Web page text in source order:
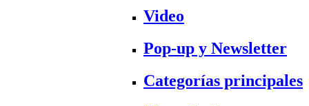
Video
Pop-up y Newsletter
Categorías principales